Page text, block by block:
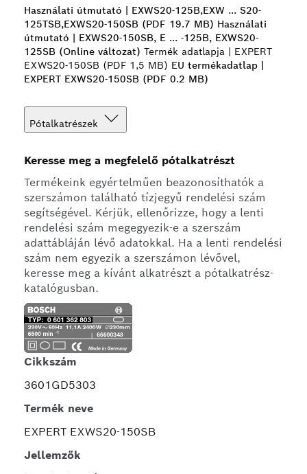
Használati útmutató | EXWS20-125B,EXW ... S20-
125TSB,EXWS20-150SB (PDF 19.7 MB) Használati
útmutató | EXWS20-150SB, E ... -125B, EXWS20-
125SB (Online változat) Termék adatlapja | EXPERT
EXWS20-150SB (PDF 1,5 MB) EU termékadatlap |
EXPERT EXWS20-150SB (PDF 0.2 MB)
Pótalkatrészek
Keresse meg a megfelelő pótalkatrészt
Termékeink egyértelműen beazonosíthatók a
szerszámon található tízjegyű rendelési szám
segítségével. Kérjük, ellenőrizze, hogy a lenti
rendelési szám megegyezik-e a szerszám
adattábláján lévő adatokkal. Ha a lenti rendelési
szám nem egyezik a szerszámon lévővel,
keresse meg a kívánt alkatrészt a pótalkatrész-
katalógusban.
Cikkszám
3601GD5303
Termék neve
EXPERT EXWS20-150SB
Jellemzők